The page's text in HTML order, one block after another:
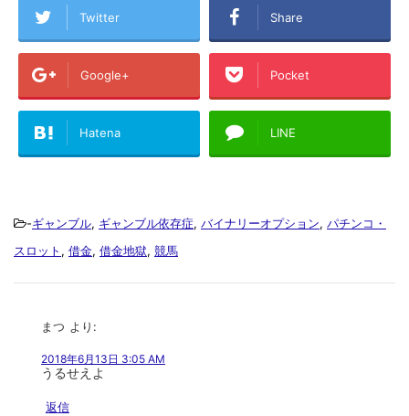
Twitter Share
Google+ Pocket
Hatena LINE
-ギャンブル, ギャンブル依存症, バイナリーオプション, パチンコ・
スロット , 借金, 借金地獄, 競馬
まつ より:
2018年6月13日 3:05 AM
うるせえよ
返信